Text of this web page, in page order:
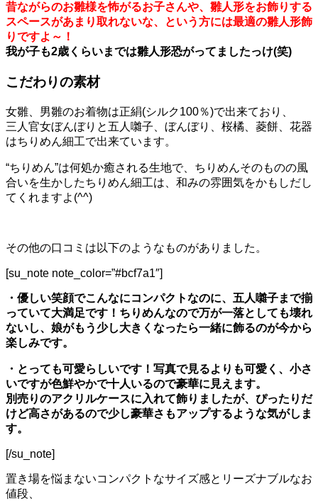
昔ながらのお雛様を怖がるお子さんや、雛人形をお飾りする
スペースがあまり取れないな、という方には最適の雛人形飾
りですよ～！
我が子も2歳くらいまでは雛人形恐がってましたっけ(笑)
こだわりの素材
女雛、男雛のお着物は正絹(シルク100％)で出来ており、
三人官女ぼんぼりと五人囃子、ぼんぼり、桜橘、菱餅、花器
はちりめん細工で出来ています。
“ちりめん”は何処か癒される生地で、ちりめんそのものの風
合いを生かしたちりめん細工は、和みの雰囲気をかもしだし
てくれますよ(^^)
その他の口コミは以下のようなものがありました。
[su_note note_color=”#bcf7a1″]
・優しい笑顔でこんなにコンパクトなのに、五人囃子まで揃
っていて大満足です！ちりめんなので万が一落としても壊れ
ないし、娘がもう少し大きくなったら一緒に飾るのが今から
楽しみです。
・とっても可愛らしいです！写真で見るよりも可愛く、小さ
いですが色鮮やかで十人いるので豪華に見えます。
別売りのアクリルケースに入れて飾りましたが、ぴったりだ
けど高さがあるので少し豪華さもアップするような気がしま
す。
[/su_note]
置き場を悩まないコンパクトなサイズ感とリーズナブルなお
値段、